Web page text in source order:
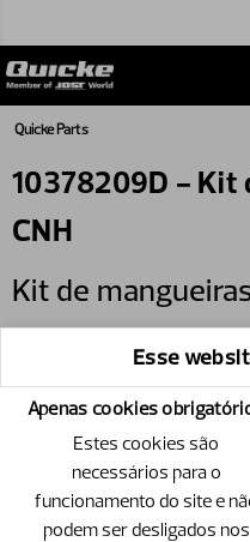
Quicke Parts
Itens de reposição
10378209D - Kit
CNH
Kit de
CNH
Only available through
Esse
Apenas cookies
Estes cookies são
necessários para o
funcionamento do site e
podem ser desligados nos